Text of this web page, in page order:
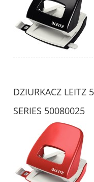
DZIURKACZ LEITZ
SERIES 50080025